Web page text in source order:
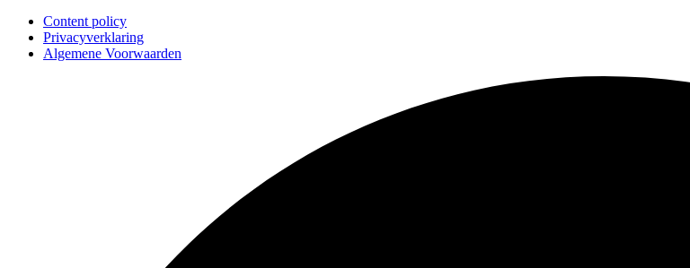
Content policy
Privacyverklaring
Algemene Voorwaarden